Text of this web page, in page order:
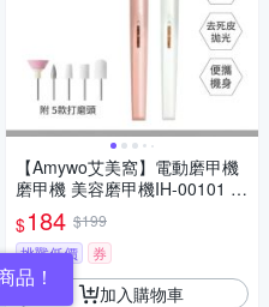
品！
【Amywo艾美窩】電動磨甲機
磨甲機 美容磨甲機IH-00101 電
動磨甲 打磨頭 磨指甲機 美甲打
磨 電磨筆 磨甲 拋光機 美甲工
具 卸甲
$184 $199
挑戰低價
券
加入購物車